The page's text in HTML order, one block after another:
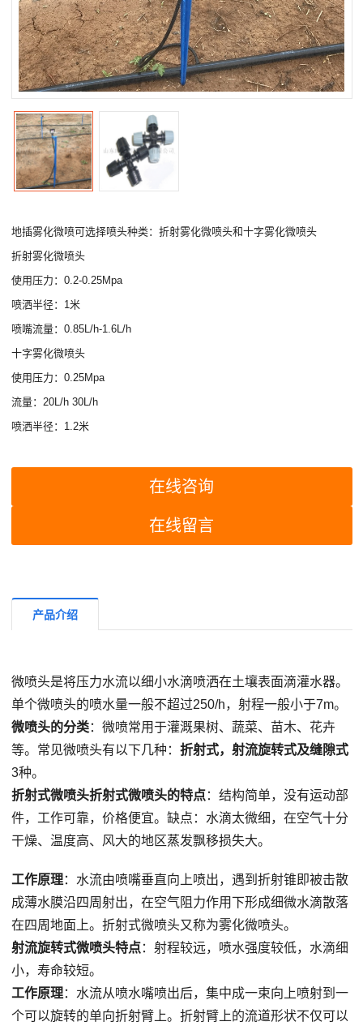
地插雾化微喷可选择喷头种类：折射雾化微喷头和十字雾化微喷头
折射雾化微喷头
使用压力：0.2-0.25Mpa
喷洒半径：1米
喷嘴流量：0.85L/h-1.6L/h
十字雾化微喷头
使用压力：0.25Mpa
流量：20L/h 30L/h
喷洒半径：1.2米
在线咨询
在线留言
产品介绍
微喷头是将压力水流以细小水滴喷洒在土壤表面滴灌水器。
单个微喷头的喷水量一般不超过250/h，射程一般小于7m。
微喷头的分类：微喷常用于灌溉果树、蔬菜、苗木、花卉
等。常见微喷头有以下几种： 折射式，射流旋转式及缝隙式
3种。
折射式微喷头折射式微喷头的特点：结构简单，没有运动部
件，工作可靠，价格便宜。缺点：水滴太微细，在空气十分
干燥、温度高、风大的地区蒸发飘移损失大。
工作原理：水流由喷嘴垂直向上喷出，遇到折射锥即被击散
成薄水膜沿四周射出，在空气阻力作用下形成细微水滴散落
在四周地面上。折射式微喷头又称为雾化微喷头。
射流旋转式微喷头特点：射程较远，喷水强度较低，水滴细
小，寿命较短。
工作原理：水流从喷水嘴喷出后，集中成一束向上喷射到一
个可以旋转的单向折射臂上。折射臂上的流道形状不仅可以